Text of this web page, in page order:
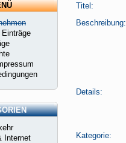
Titel:
Beschreibung:
Details:
Kategorie:
Internet